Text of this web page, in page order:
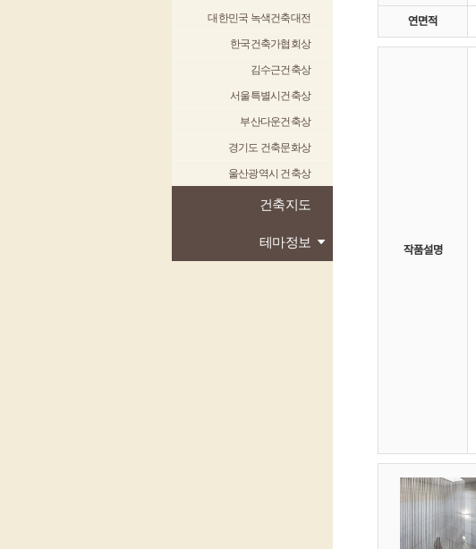
대한민국 녹색건축대전
한국건축가협회상
김수근건축상
서울특별시건축상
부산다운건축상
경기도 건축문화상
울산광역시 건축상
건축지도
테마정보
연면적
작품설명